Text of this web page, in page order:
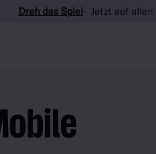
Dreh das Spiel– Jetzt auf